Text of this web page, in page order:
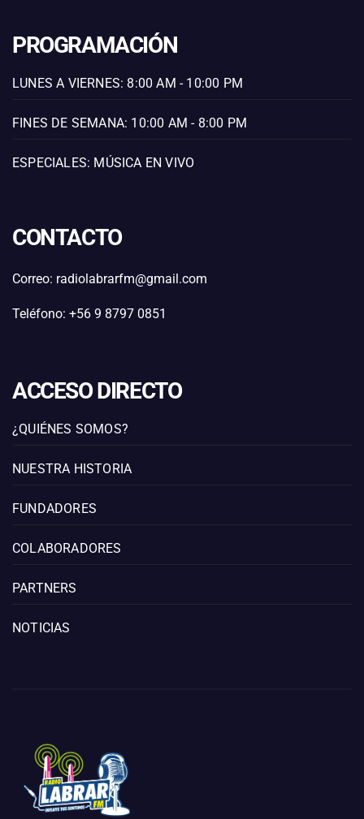
PROGRAMACIÓN
LUNES A VIERNES: 8:00 AM - 10:00 PM
FINES DE SEMANA: 10:00 AM - 8:00 PM
ESPECIALES: MÚSICA EN VIVO
CONTACTO
Correo: radiolabrarfm@gmail.com
Teléfono: +56 9 8797 0851
ACCESO DIRECTO
¿QUIÉNES SOMOS?
NUESTRA HISTORIA
FUNDADORES
COLABORADORES
PARTNERS
NOTICIAS